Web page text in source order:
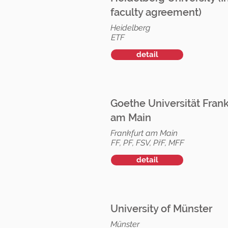
faculty agreement)
Heidelberg
ETF
detail
Goethe Universität
am Main
Frankfurt am Main
FF, PF, FSV, PřF, MFF
detail
University of Münster
Münster